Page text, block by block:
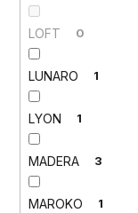
LOFT 0
LUNARO 1
LYON 1
MADERA 3
MAROKO 1